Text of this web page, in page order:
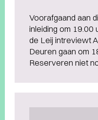
Voorafgaand aan
inleiding om 19.00
de Leij intreviewt
Deuren gaan om
Reserveren niet